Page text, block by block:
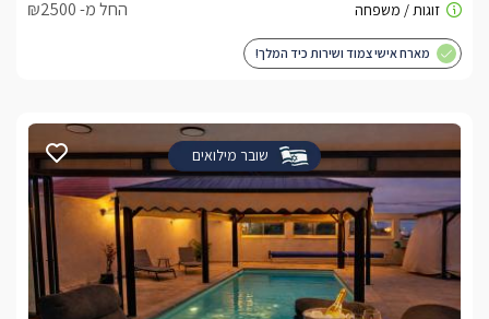
החל מ- ₪2500
מארח אישי צמוד ושירות כיד המלך!
שובר מילואים